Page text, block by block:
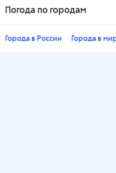
Погода по городам
Города в России Города в